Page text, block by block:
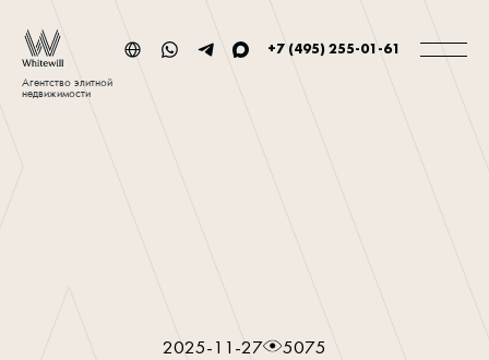
Агентство элитной
недвижимости
+7 (495) 255-01-61
2025-11-27 5075